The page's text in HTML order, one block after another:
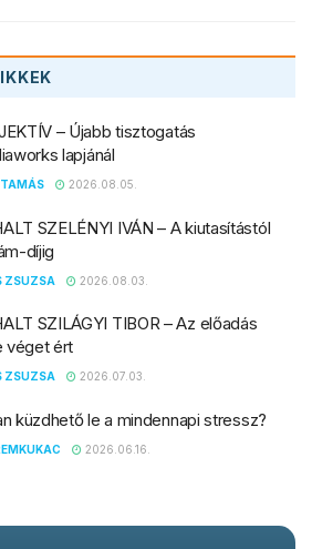
– Újabb tisztogatás
lapjánál
2026.08.05.
SZELÉNYI IVÁN – A kiutasítástól
díjig
ZSUZSA 2026.08.03.
SZILÁGYI TIBOR – Az előadás
véget ért
ZSUZSA 2026.07.03.
küzdhető le a mindennapi stressz?
2026.06.16.